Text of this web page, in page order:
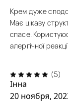
Крем дуже
Має цікаву
спасе.
алергічної
(5)
Інна
20 ноября,